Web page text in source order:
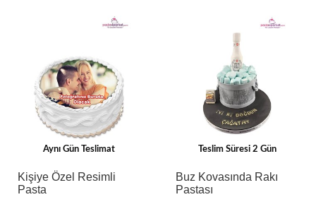
Aynı Gün Teslimat
Kişiye Özel Resimli
Pasta
Teslim Süresi 2 Gün
Buz Kovasında Rakı
Pastası